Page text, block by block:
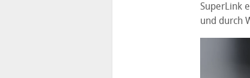
SuperLink
und durch